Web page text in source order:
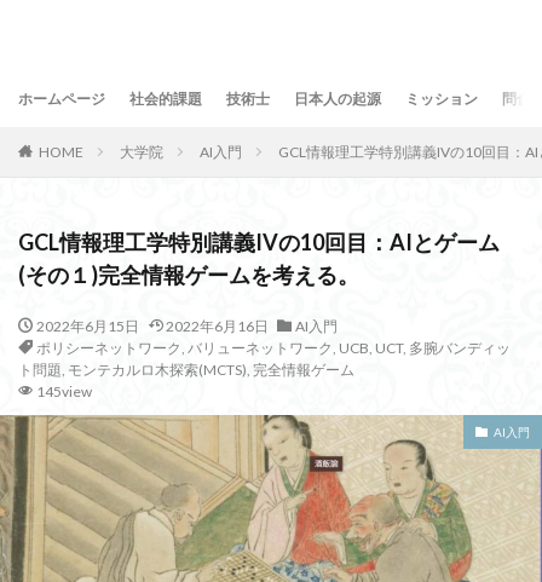
ホームページ 社会的課題 技術士 日本人の起源 ミッション 問合
HOME 大学院 AI入門 GCL情報理工学特別講義IVの10回目：
GCL情報理工学特別講義IVの10回目：AIとゲーム
(その１)完全情報ゲームを考える。
2022年6月15日 2022年6月16日
AI入門
ポリシーネットワーク, バリューネットワーク, UCB, UCT, 多腕バンディッ
ト問題, モンテカルロ木探索(MCTS), 完全情報ゲーム
145view
AI入門